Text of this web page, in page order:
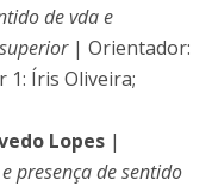
de vda e
| Orientador:
1: Íris Oliveira;
Lopes |
presença de sentido